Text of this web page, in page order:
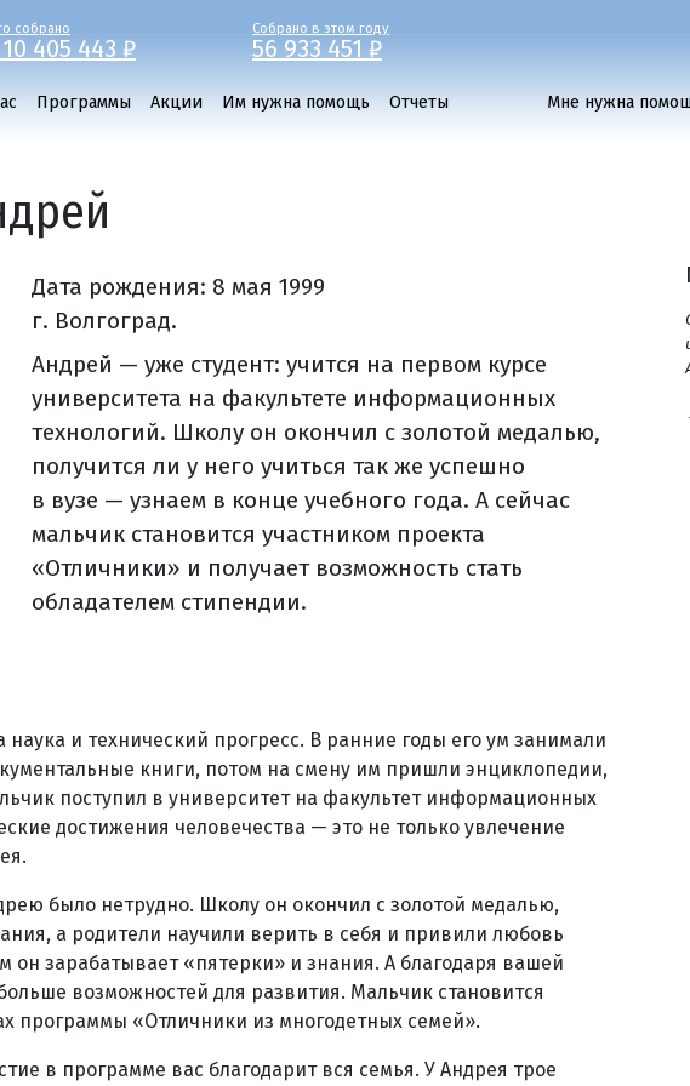
собрано
405 443 ₽
Собрано в этом году
56 933 451 ₽
Программы Акции Им нужна помощь Отчеты Мне нужна
Дата рождения: 8 мая 1999
г. Волгоград.
Андрей — уже студент: учится на первом курсе
университета на факультете информационных
технологий. Школу он окончил с золотой медалью,
получится ли у него учиться так же успешно
в вузе — узнаем в конце учебного года. А сейчас
мальчик становится участником проекта
«Отличники» и получает возможность стать
обладателем стипендии.
наука и технический прогресс. В ранние годы его ум занимали
книги, потом на смену им пришли энциклопедии,
поступил в университет на факультет информационных
достижения человечества — это не только увлечение
было нетрудно. Школу он окончил с золотой медалью,
а родители научили верить в себя и привили любовь
он зарабатывает «пятерки» и знания. А благодаря вашей
возможностей для развития. Мальчик становится
программы «Отличники из многодетных семей».
в программе вас благодарит вся семья. У Андрея трое